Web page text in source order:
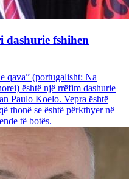
dashurie fshihen
qava” (portugalisht: Na
është një rrëfim dashurie
Paulo Koelo. Vepra është
thonë se është përkthyer në
të botës.